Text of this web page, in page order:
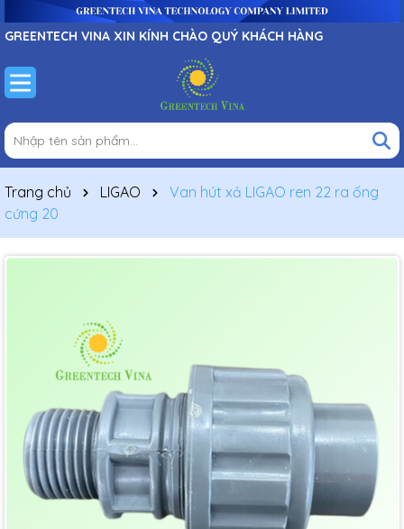
GREENTECH VINA XIN KÍNH CHÀO QUÝ KHÁCH HÀNG
Trang chủ LIGAO
Van hút xả LIGAO ren 22 ra ống
cứng 20